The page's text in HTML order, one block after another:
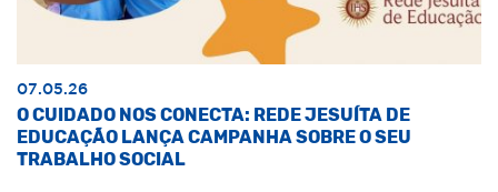
07.05.26
O CUIDADO NOS CONECTA: REDE JESUÍTA DE
EDUCAÇÃO LANÇA CAMPANHA SOBRE O SEU
TRABALHO SOCIAL